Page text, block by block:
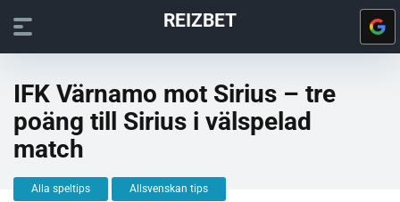
REIZBET
IFK Värnamo mot Sirius – tre
poäng till Sirius i välspelad
match
Alla speltips Allsvenskan tips